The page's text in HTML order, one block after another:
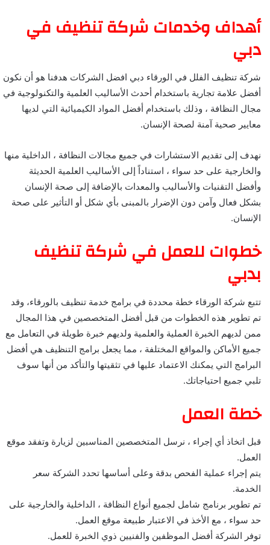
أهداف وخدمات شركة تنظيف في
دبي
شركة تنظيف الفلل في الورقاء دبي افضل الشركات هدفنا هو أن نكون
أفضل علامة تجارية باستخدام أحدث الأساليب العلمية والتكنولوجية في
مجال النظافة ، وذلك باستخدام أفضل المواد الكيميائية التي لديها
معايير صحية آمنة لصحة الإنسان.
نهدف إلى تقديم الاستشارات في جميع مجالات النظافة ، الداخلية منها
والخارجية على حد سواء ، استناداً إلى الأساليب العلمية الحديثة
وأفضل التقنيات والأساليب والمعدات بالإضافة إلى صحة الإنسان
بشكل فعال وآمن دون الإضرار بالمبنى بأي شكل أو التأثير على صحة
الإنسان.
خطوات للعمل في شركة تنظيف
بدبي
تتبع شركة الورقاء خطة محددة في برامج خدمة تنظيف بالورقاء، وقد
تم تطوير هذه الخطوات من قبل أفضل المتخصصين في هذا المجال
ممن لديهم الخبرة العملية والعلمية ولديهم خبرة طويلة في التعامل مع
جميع الأماكن والمواقع المختلفة ، مما يجعل برامج التنظيف هي أفضل
البرامج التي يمكنك الاعتماد عليها في تثقيتها والتأكد من أنها سوف
تلبي جميع احتياجاتك.
خطة العمل
قبل اتخاذ أي إجراء ، نرسل المتخصصين المناسبين لزيارة وتفقد موقع
العمل.
يتم إجراء عملية الفحص بدقة وعلى أساسها تحدد الشركة سعر
الخدمة.
تم تطوير برنامج شامل لجميع أنواع النظافة ، الداخلية والخارجية على
حد سواء ، مع الأخذ في الاعتبار طبيعة موقع العمل.
توفر الشركة أفضل الموظفين والفنيين ذوي الخبرة للعمل.